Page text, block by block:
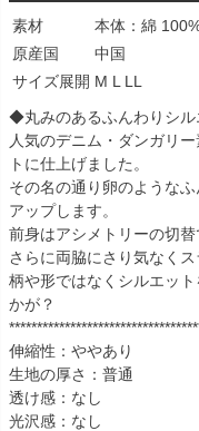
素材
本体：綿
原産国
中国
サイズ展開 M L LL
◆丸みのあるふんわりシ
人気のデニム・ダンガリ
トに仕上げました。
その名の通り卵のような
アップします。
前身はアシメトリーの切
さらに両脇にさり気なく
柄や形ではなくシルエッ
かが？
伸縮性：ややあり
生地の厚さ：普通
透け感：なし
光沢感：なし